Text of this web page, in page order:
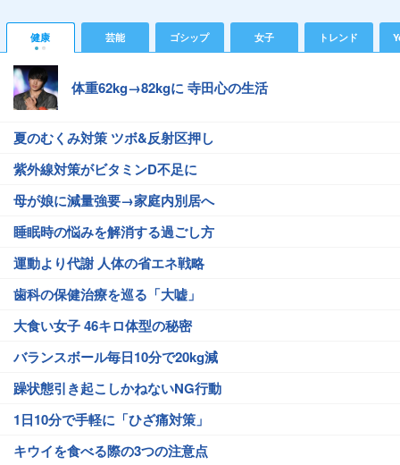
健康 芸能 ゴシップ 女子 トレンド
体重62kg→82kgに 寺田心の生活
夏のむくみ対策 ツボ&反射区押し
紫外線対策がビタミンD不足に
母が娘に減量強要→家庭内別居へ
睡眠時の悩みを解消する過ごし方
運動より代謝 人体の省エネ戦略
歯科の保健治療を巡る「大嘘」
大食い女子 46キロ体型の秘密
バランスボール毎日10分で20kg減
躁状態引き起こしかねないNG行動
1日10分で手軽に「ひざ痛対策」
キウイを食べる際の3つの注意点